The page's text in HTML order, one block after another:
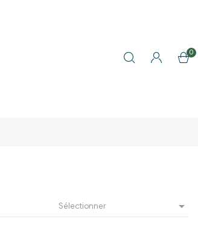
0
Sélectionner 